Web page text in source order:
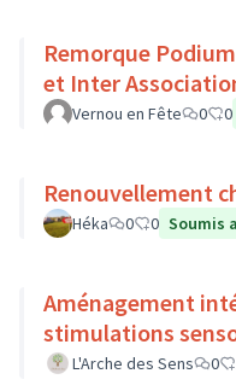
Remorque
et Inter
Vernou en Fête 0 0
Renouvellement
Héka 0 0 Soumis
Aménagement
stimulations
L'Arche des Sens 0